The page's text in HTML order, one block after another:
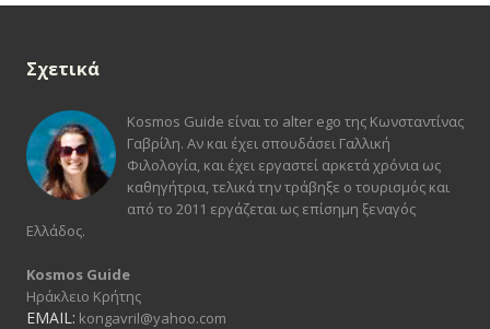
Σχετικά
Kosmos Guide είναι το alter ego της Κωνσταντίνας
Γαβρίλη. Αν και έχει σπουδάσει Γαλλική
Φιλολογία, και έχει εργαστεί αρκετά χρόνια ως
καθηγήτρια, τελικά την τράβηξε ο τουρισμός και
από το 2011 εργάζεται ως επίσημη ξεναγός
Ελλάδος.
Kosmos Guide
Ηράκλειο Κρήτης
EMAIL: kongavril@yahoo.com